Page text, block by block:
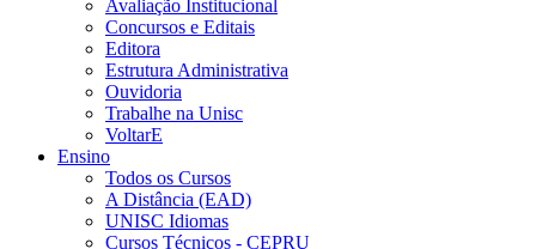
Avaliação Institucional
Concursos e Editais
Editora
Estrutura Administrativa
Ouvidoria
Trabalhe na Unisc
VoltarE
Ensino
Todos os Cursos
A Distância (EAD)
UNISC Idiomas
Cursos Técnicos - CEPRU